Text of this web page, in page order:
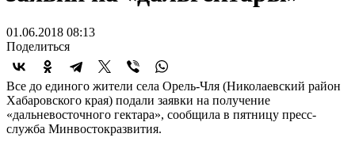
01.06.2018 08:13
Поделиться
Все до единого жители села Орель-Чля (Николаевский район
Хабаровского края) подали заявки на получение
«дальневосточного гектара», сообщила в пятницу пресс-
служба Минвостокразвития.